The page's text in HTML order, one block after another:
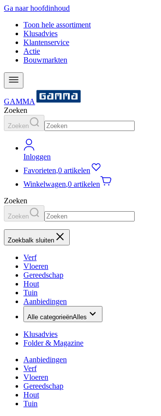
Ga naar hoofdinhoud
Toon hele assortiment
Klusadvies
Klantenservice
Actie
Bouwmarkten
GAMMA
Zoeken
Zoeken
Inloggen
Favorieten,0 artikelen
Winkelwagen,0 artikelen
Zoeken
Zoeken
Zoekbalk sluiten
Verf
Vloeren
Gereedschap
Hout
Tuin
Aanbiedingen
Alle categorieënAlles
Klusadvies
Folder & Magazine
Aanbiedingen
Verf
Vloeren
Gereedschap
Hout
Tuin